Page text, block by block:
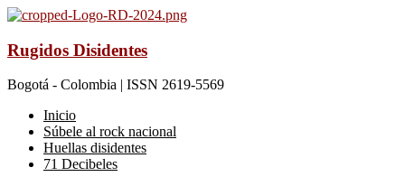
Rugidos Disidentes
Bogotá - Colombia | ISSN 2619-5569
Inicio
Súbele al rock nacional
Huellas disidentes
71 Decibeles